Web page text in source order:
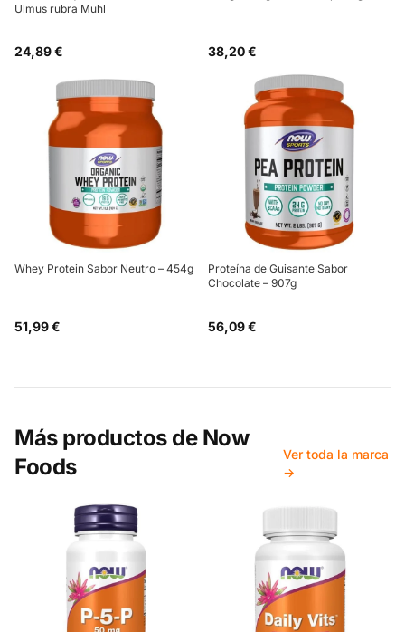
Ulmus rubra Muhl
24,89 € 38,20 €
Whey Protein Sabor Neutro – 454g
51,99 €
Proteína de Guisante Sabor
Chocolate – 907g
56,09 €
Más productos de Now
Foods
Ver toda la marca
→